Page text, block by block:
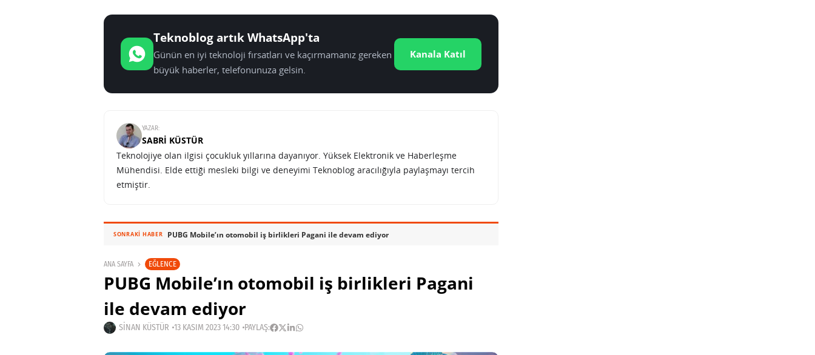
Teknoblog artık WhatsApp'ta
Günün en iyi teknoloji fırsatları ve kaçırmamanız gereken
büyük haberler, telefonunuza gelsin.
Kanala Katıl
YAZAR:
SABRI KÜSTÜR
Teknolojiye olan ilgisi çocukluk yıllarına dayanıyor. Yüksek Elektronik ve Haberleşme
Mühendisi. Elde ettiği mesleki bilgi ve deneyimi Teknoblog aracılığıyla paylaşmayı tercih
etmiştir.
SONRAKI HABER PUBG Mobile’ın otomobil iş birlikleri Pagani ile devam ediyor
ANA SAYFA EĞLENCE
PUBG Mobile’ın otomobil iş birlikleri Pagani
ile devam ediyor
SINAN KÜSTÜR 13 KASIM 2023 14:30 PAYLAŞ: